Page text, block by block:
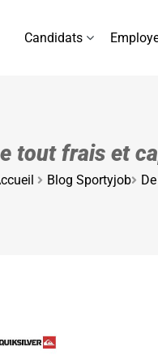
Candidats
tout frais et
Blog Sportyjob